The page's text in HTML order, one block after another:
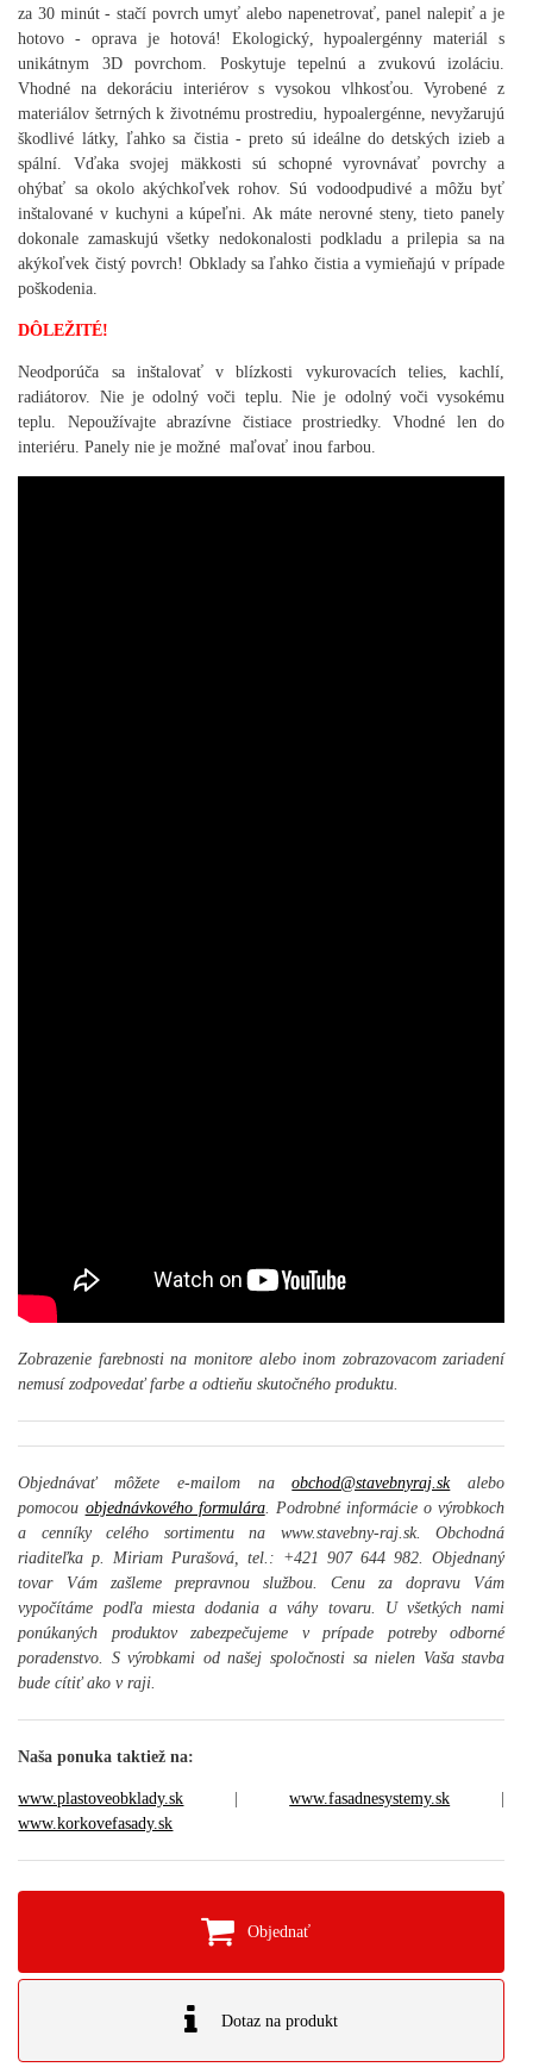
za 30 minút - stačí povrch umyť alebo napenetrovať, panel nalepiť a je
hotovo - oprava je hotová! Ekologický, hypoalergénny materiál s
unikátnym 3D povrchom. Poskytuje tepelnú a zvukovú izoláciu.
Vhodné na dekoráciu interiérov s vysokou vlhkosťou. Vyrobené z
materiálov šetrných k životnému prostrediu, hypoalergénne, nevyžarujú
škodlivé látky, ľahko sa čistia - preto sú ideálne do detských izieb a
spální. Vďaka svojej mäkkosti sú schopné vyrovnávať povrchy a
ohýbať sa okolo akýchkoľvek rohov. Sú vodoodpudivé a môžu byť
inštalované v kuchyni a kúpeľni. Ak máte nerovné steny, tieto panely
dokonale zamaskujú všetky nedokonalosti podkladu a prilepia sa na
akýkoľvek čistý povrch! Obklady sa ľahko čistia a vymieňajú v prípade
poškodenia.
DÔLEŽITÉ!
Neodporúča sa inštalovať v blízkosti vykurovacích telies, kachlí,
radiátorov. Nie je odolný voči teplu. Nie je odolný voči vysokému
teplu. Nepoužívajte abrazívne čistiace prostriedky. Vhodné len do
interiéru. Panely nie je možné maľovať inou farbou.
Zobrazenie farebnosti na monitore alebo inom zobrazovacom zariadení
nemusí zodpovedať farbe a odtieňu skutočného produktu.
Objednávať môžete e-mailom naobchod@stavebnyraj.skalebo
pomocou objednávkového formulára. Podrobné informácie o výrobkoch
a cenníky celého sortimentu na www.stavebny-raj.sk. Obchodná
riaditeľka p. Miriam Purašová, tel.: +421 907 644 982. Objednaný
tovar Vám zašleme prepravnou službou. Cenu za dopravu Vám
vypočítáme podľa miesta dodania a váhy tovaru. U všetkých nami
ponúkaných produktov zabezpečujeme v prípade potreby odborné
poradenstvo. S výrobkami od našej spoločnosti sa nielen Vaša stavba
bude cítiť ako v raji.
Naša ponuka taktiež na:
www.plastoveobklady.sk |www.fasadnesystemy.sk
www.korkovefasady.sk
Objednať
Dotaz na produkt